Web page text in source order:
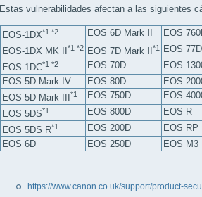
Estas vulnerabilidades afectan a las siguientes
EOS-1DX*1 *2 EOS 6D Mark II EOS
EOS-1DX MK II
*1 *2 EOS 7D Mark II *1 EOS 77D
EOS-1DC*1 *2 EOS 70D EOS
EOS 5D Mark IV
EOS 80D EOS
EOS 5D Mark III
*1 EOS 750D EOS
EOS 5DS*1 EOS 800D EOS R
EOS 5DS R*1 EOS 200D EOS RP
EOS 6D
EOS 250D EOS M3
https://www.canon.co.uk/support/product-